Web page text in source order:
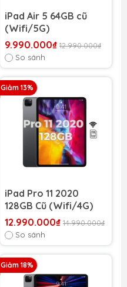
iPad Air 5 64GB cũ
(Wifi/5G)
9.990.000₫ 12.990.000₫
So sánh
Giảm 13%
iPad Pro 11 2020
128GB Cũ (Wifi/4G)
12.990.000₫ 14.990.000₫
So sánh
Giảm 18%